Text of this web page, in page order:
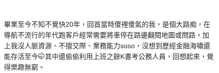
畢業至今不知不覺快20年，回首當時傻裡傻氣的我，是個大路痴，在
導航不流行的年代跑客戶經常需要將車停在路邊翻閱地圖或問路，加
上我沒人脈資源、不擅交際、業務能力soso，沒想到歷經金融海嘯還
能存活至今🤭其中還偷偷利用上班之餘K書考公務人員，回想起來，覺
得樂趣無窮。